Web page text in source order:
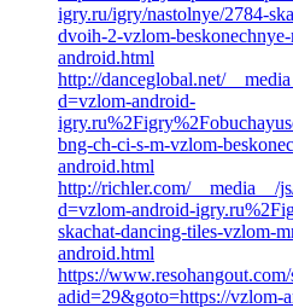
igry.ru/igry/nastolnye/2784-
dvoih-2-vzlom-
android.html
http://danceglobal.net/
d=vzlom-android-
bng-ch-ci-s-m-vzlom-
android.html
http://richler.com/__media__/
d=vzlom-android-
skachat-dancing-tiles-vzlom-
android.html
https://www.resohangout.com/
adid=29&goto=https://vzlom-